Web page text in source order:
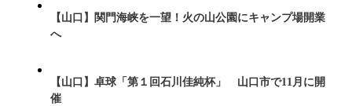
【山口】関門海峡を一望！火の山公園にキャンプ場開業
へ
【山口】卓球「第１回石川佳純杯」 山口市で11月に開
催